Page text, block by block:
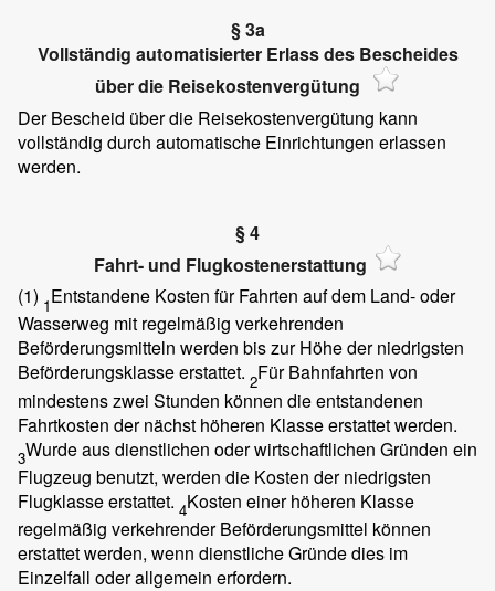
§ 3a
Vollständig automatisierter Erlass des Bescheides
über die Reisekostenvergütung
Der Bescheid über die Reisekostenvergütung kann
vollständig durch automatische Einrichtungen erlassen
werden.
§ 4
Fahrt- und Flugkostenerstattung
(1) 1Entstandene Kosten für Fahrten auf dem Land- oder
Wasserweg mit regelmäßig verkehrenden
Beförderungsmitteln werden bis zur Höhe der niedrigsten
Beförderungsklasse erstattet. 2Für Bahnfahrten von
mindestens zwei Stunden können die entstandenen
Fahrtkosten der nächst höheren Klasse erstattet werden.
3Wurde aus dienstlichen oder wirtschaftlichen Gründen ein
Flugzeug benutzt, werden die Kosten der niedrigsten
Flugklasse erstattet. 4Kosten einer höheren Klasse
regelmäßig verkehrender Beförderungsmittel können
erstattet werden, wenn dienstliche Gründe dies im
Einzelfall oder allgemein erfordern.